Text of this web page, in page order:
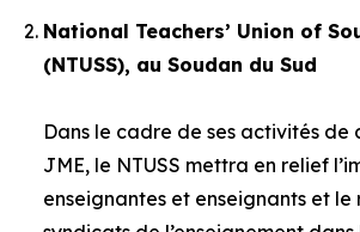
National Teachers’ Union of
(NTUSS), au Soudan du Sud
Dans le cadre de ses activités
JME, le NTUSS mettra en relief
enseignantes et enseignants et le